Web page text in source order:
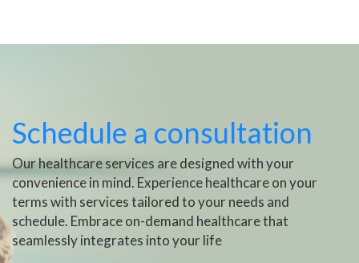
Schedule a consultation
Our healthcare services are designed with your
convenience in mind. Experience healthcare on your
terms with services tailored to your needs and
schedule. Embrace on-demand healthcare that
seamlessly integrates into your life